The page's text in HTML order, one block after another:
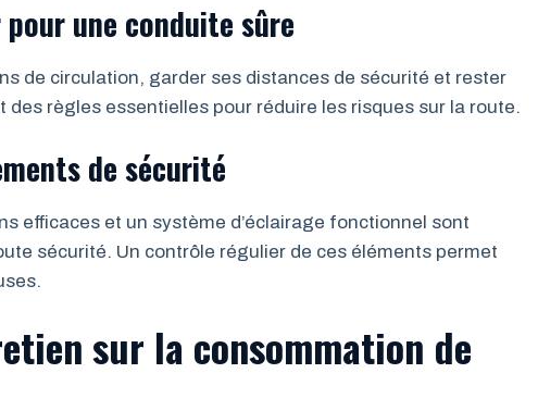
une conduite sûre
de circulation, garder ses distances de sécurité et rester
règles essentielles pour réduire les risques sur la route.
de sécurité
efficaces et un système d’éclairage fonctionnel sont
sécurité. Un contrôle régulier de ces éléments permet
sur la consommation de